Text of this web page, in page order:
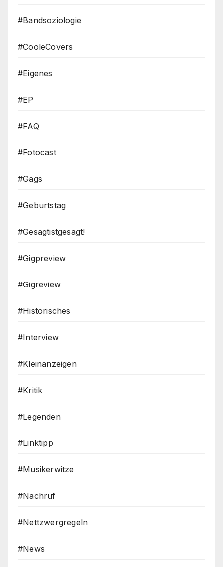
#Bandsoziologie
#CooleCovers
#Eigenes
#EP
#FAQ
#Fotocast
#Gags
#Geburtstag
#Gesagtistgesagt!
#Gigpreview
#Gigreview
#Historisches
#Interview
#Kleinanzeigen
#Kritik
#Legenden
#Linktipp
#Musikerwitze
#Nachruf
#Nettzwergregeln
#News